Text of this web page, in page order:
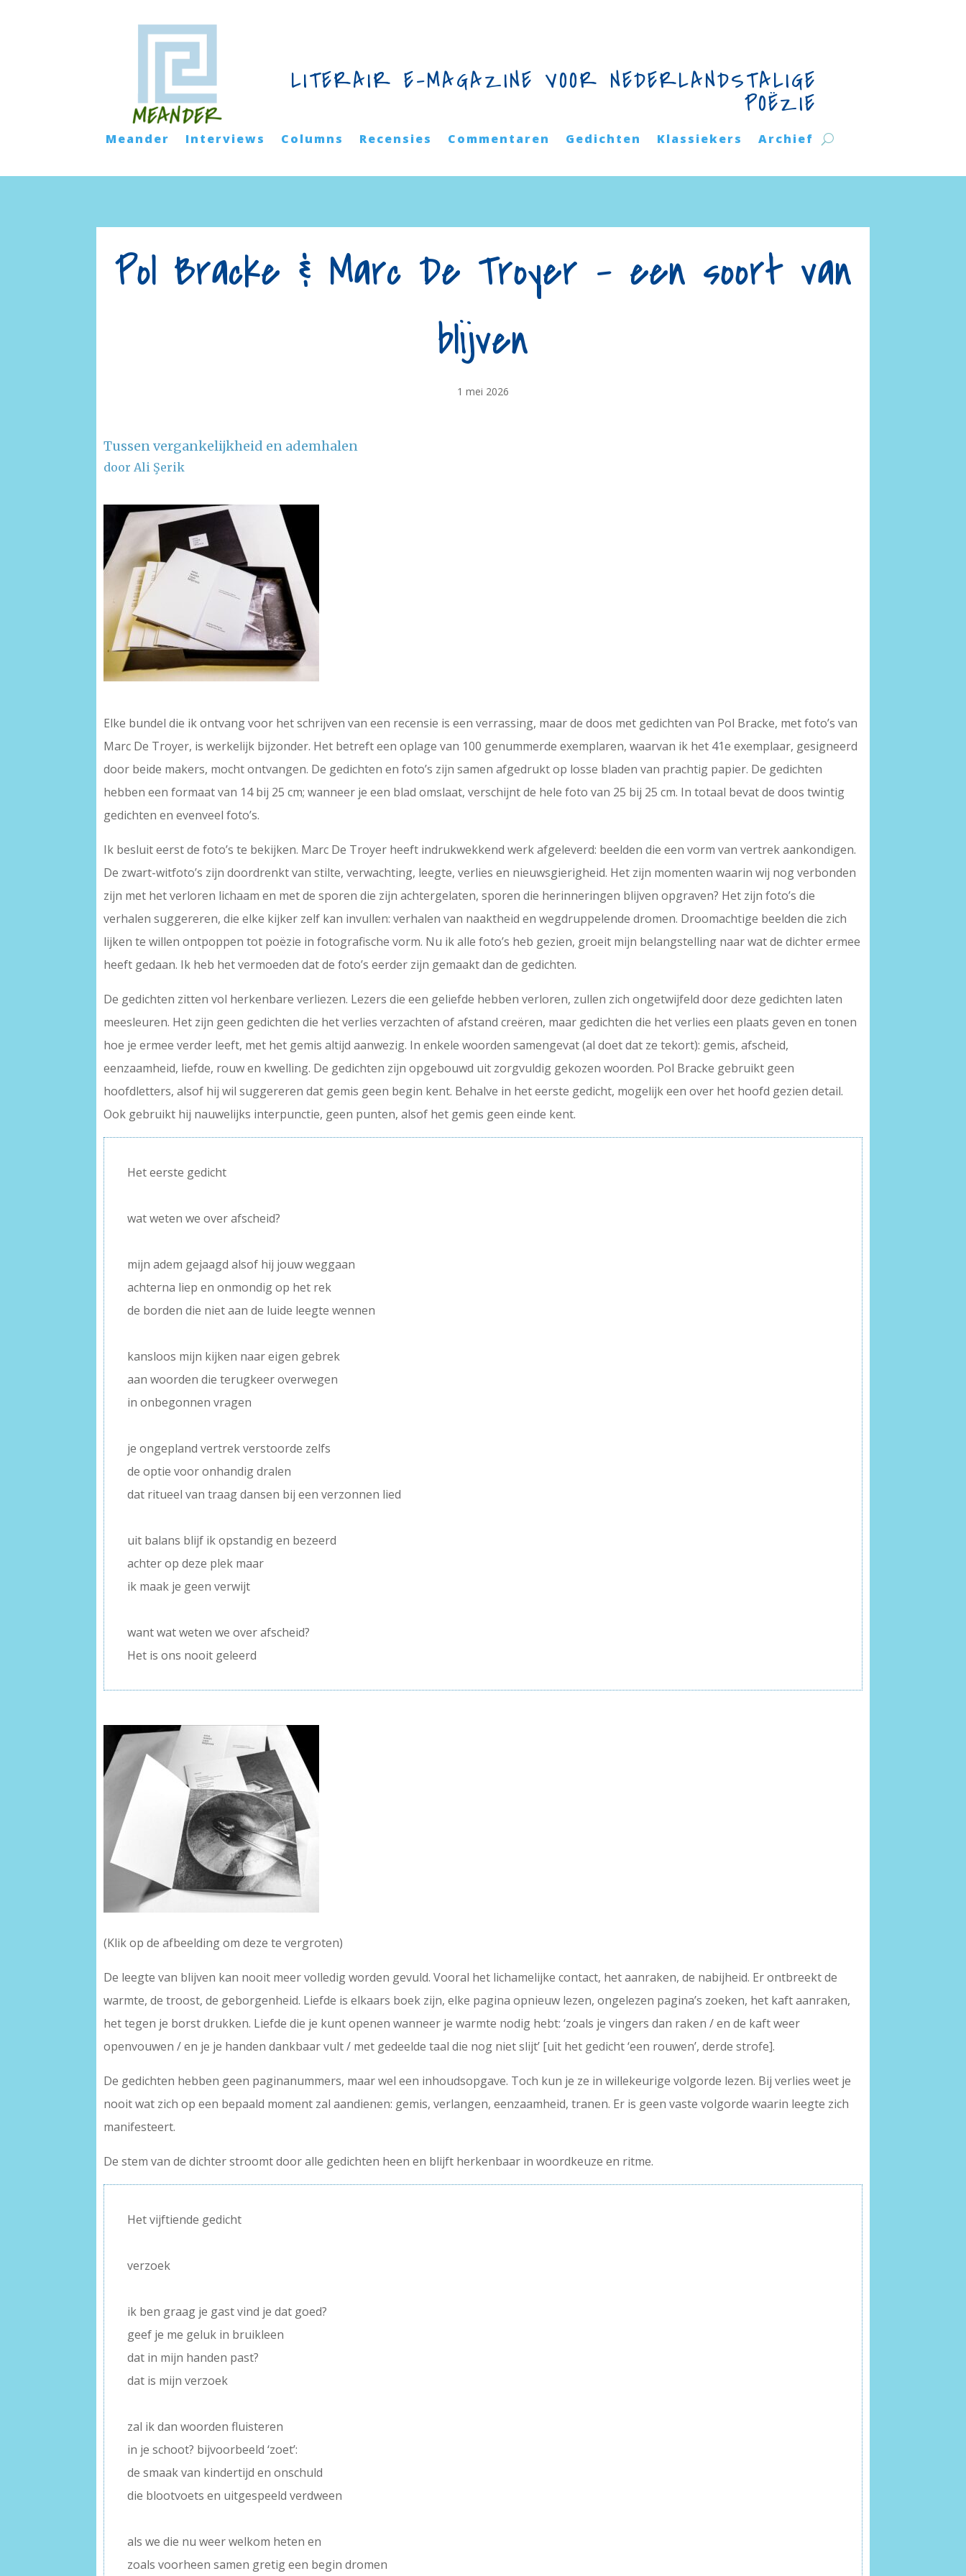
LITERAIR E-MAGAZINE VOOR NEDERLANDSTALIGE
POËZIE
Meander Interviews Columns Recensies Commentaren Gedichten Klassiekers Archief
Pol Bracke & Marc De Troyer – een soort van
blijven
1 mei 2026
Tussen vergankelijkheid en ademhalen
door Ali Şerik
Elke bundel die ik ontvang voor het schrijven van een recensie is een verrassing, maar de doos met gedichten van Pol Bracke, met foto’s van
Marc De Troyer, is werkelijk bijzonder. Het betreft een oplage van 100 genummerde exemplaren, waarvan ik het 41e exemplaar, gesigneerd
door beide makers, mocht ontvangen. De gedichten en foto’s zijn samen afgedrukt op losse bladen van prachtig papier. De gedichten
hebben een formaat van 14 bij 25 cm; wanneer je een blad omslaat, verschijnt de hele foto van 25 bij 25 cm. In totaal bevat de doos twintig
gedichten en evenveel foto’s.
Ik besluit eerst de foto’s te bekijken. Marc De Troyer heeft indrukwekkend werk afgeleverd: beelden die een vorm van vertrek aankondigen.
De zwart-witfoto’s zijn doordrenkt van stilte, verwachting, leegte, verlies en nieuwsgierigheid. Het zijn momenten waarin wij nog verbonden
zijn met het verloren lichaam en met de sporen die zijn achtergelaten, sporen die herinneringen blijven opgraven? Het zijn foto’s die
verhalen suggereren, die elke kijker zelf kan invullen: verhalen van naaktheid en wegdruppelende dromen. Droomachtige beelden die zich
lijken te willen ontpoppen tot poëzie in fotografische vorm. Nu ik alle foto’s heb gezien, groeit mijn belangstelling naar wat de dichter ermee
heeft gedaan. Ik heb het vermoeden dat de foto’s eerder zijn gemaakt dan de gedichten.
De gedichten zitten vol herkenbare verliezen. Lezers die een geliefde hebben verloren, zullen zich ongetwijfeld door deze gedichten laten
meesleuren. Het zijn geen gedichten die het verlies verzachten of afstand creëren, maar gedichten die het verlies een plaats geven en tonen
hoe je ermee verder leeft, met het gemis altijd aanwezig. In enkele woorden samengevat (al doet dat ze tekort): gemis, afscheid,
eenzaamheid, liefde, rouw en kwelling. De gedichten zijn opgebouwd uit zorgvuldig gekozen woorden. Pol Bracke gebruikt geen
hoofdletters, alsof hij wil suggereren dat gemis geen begin kent. Behalve in het eerste gedicht, mogelijk een over het hoofd gezien detail.
Ook gebruikt hij nauwelijks interpunctie, geen punten, alsof het gemis geen einde kent.
Het eerste gedicht
wat weten we over afscheid?
mijn adem gejaagd alsof hij jouw weggaan
achterna liep en onmondig op het rek
de borden die niet aan de luide leegte wennen
kansloos mijn kijken naar eigen gebrek
aan woorden die terugkeer overwegen
in onbegonnen vragen
je ongepland vertrek verstoorde zelfs
de optie voor onhandig dralen
dat ritueel van traag dansen bij een verzonnen lied
uit balans blijf ik opstandig en bezeerd
achter op deze plek maar
ik maak je geen verwijt
want wat weten we over afscheid?
Het is ons nooit geleerd
(Klik op de afbeelding om deze te vergroten)
De leegte van blijven kan nooit meer volledig worden gevuld. Vooral het lichamelijke contact, het aanraken, de nabijheid. Er ontbreekt de
warmte, de troost, de geborgenheid. Liefde is elkaars boek zijn, elke pagina opnieuw lezen, ongelezen pagina’s zoeken, het kaft aanraken,
het tegen je borst drukken. Liefde die je kunt openen wanneer je warmte nodig hebt: ‘zoals je vingers dan raken / en de kaft weer
openvouwen / en je je handen dankbaar vult / met gedeelde taal die nog niet slijt’ [uit het gedicht ‘een rouwen’, derde strofe].
De gedichten hebben geen paginanummers, maar wel een inhoudsopgave. Toch kun je ze in willekeurige volgorde lezen. Bij verlies weet je
nooit wat zich op een bepaald moment zal aandienen: gemis, verlangen, eenzaamheid, tranen. Er is geen vaste volgorde waarin leegte zich
manifesteert.
De stem van de dichter stroomt door alle gedichten heen en blijft herkenbaar in woordkeuze en ritme.
Het vijftiende gedicht
verzoek
ik ben graag je gast vind je dat goed?
geef je me geluk in bruikleen
dat in mijn handen past?
dat is mijn verzoek
zal ik dan woorden fluisteren
in je schoot? bijvoorbeeld ‘zoet’:
de smaak van kindertijd en onschuld
die blootvoets en uitgespeeld verdween
als we die nu weer welkom heten en
zoals voorheen samen gretig een begin dromen